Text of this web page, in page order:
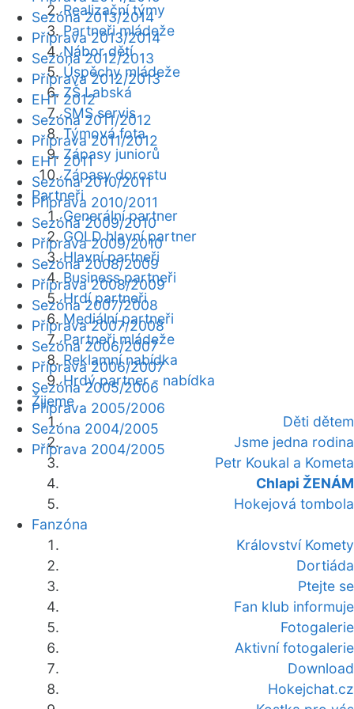
Realizační týmy
Partneři mládeže
Nábor dětí
Úspěchy mládeže
ZŠ Labská
SMS servis
Týmová fota
Zápasy juniorů
Zápasy dorostu
Partneři
Generální partner
GOLD hlavní partner
Hlavní partneři
Business partneři
Hrdí partneři
Mediální partneři
Partneři mládeže
Reklamní nabídka
Hrdý partner - nabídka
Žijeme
Děti dětem
Jsme jedna rodina
Petr Koukal a Kometa
Chlapi ŽENÁM
Hokejová tombola
Fanzóna
Království Komety
Dortiáda
Ptejte se
Fan klub informuje
Fotogalerie
Aktivní fotogalerie
Download
Hokejchat.cz
Sezóna 2013/2014
Příprava 2013/2014
Sezóna 2012/2013
Příprava 2012/2013
EHT 2012
Sezóna 2011/2012
Příprava 2011/2012
EHT 2011
Sezóna 2010/2011
Příprava 2010/2011
Sezóna 2009/2010
Příprava 2009/2010
Sezóna 2008/2009
Příprava 2008/2009
Sezóna 2007/2008
Příprava 2007/2008
Sezóna 2006/2007
Příprava 2006/2007
Sezóna 2005/2006
Příprava 2005/2006
Sezóna 2004/2005
Příprava 2004/2005